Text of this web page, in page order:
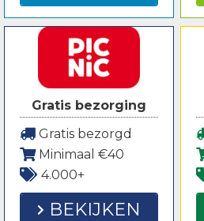
Gratis bezorging
Gratis bezorgd
Minimaal €40
4.000+
BEKIJKEN